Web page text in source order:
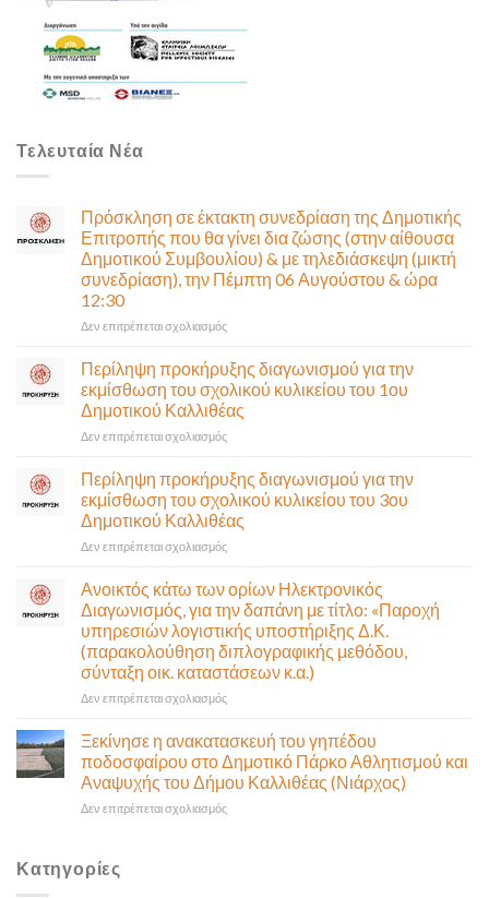
Τελευταία Νέα
Πρόσκληση σε έκτακτη συνεδρίαση της Δημοτικής
Επιτροπής που θα γίνει δια ζώσης (στην αίθουσα
Δημοτικού Συμβουλίου) & με τηλεδιάσκεψη (μικτή
συνεδρίαση), την Πέμπτη 06 Αυγούστου & ώρα
12:30
Δεν επιτρέπεται σχολιασμόςστο
σε
έκτακτη
συνεδρίαση
της
Δημοτικής
που
θα
γίνει
δια
ζώσης
αίθουσα
Δημοτικού
Συμβουλίου)
&
με
τηλεδιάσκεψη
(μικτή
Πέμπτη
06
Αυγούστου
&
Περίληψη προκήρυξης διαγωνισμού για την
εκμίσθωση του σχολικού κυλικείου του 1ου
Δημοτικού Καλλιθέας
Δεν επιτρέπεται σχολιασμόςστο
προκήρυξης
διαγωνισμού
για
την
εκμίσθωση
σχολικού
κυλικείου
του
1ου
Δημοτικού
Καλλιθέας
Περίληψη προκήρυξης διαγωνισμού για την
εκμίσθωση του σχολικού κυλικείου του 3ου
Δημοτικού Καλλιθέας
Δεν επιτρέπεται σχολιασμόςστο
προκήρυξης
διαγωνισμού
για
την
εκμίσθωση
του
σχολικού
3ου
Δημοτικού
Καλλιθέας
Ανοικτός κάτω των ορίων Ηλεκτρονικός
Διαγωνισμός, για την δαπάνη με τίτλο: «Παροχή
υπηρεσιών λογιστικής υποστήριξης Δ.Κ.
(παρακολούθηση διπλογραφικής μεθόδου,
σύνταξη οικ. καταστάσεων κ.α.)
Δεν επιτρέπεται σχολιασμόςστο
των
ορίων
Ηλεκτρονικός
Διαγωνισμός,
Ξεκίνησε η ανακατασκευή του γηπέδου
ποδοσφαίρου στο Δημοτικό Πάρκο Αθλητισμού και
Αναψυχής του Δήμου Καλλιθέας (Νιάρχος)
Δεν επιτρέπεται σχολιασμόςστο
Κατηγορίες